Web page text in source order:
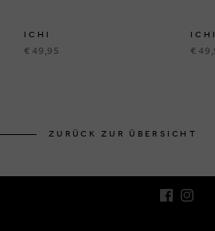
ICHI
€ 49,95
ICHI
€
ZURÜCK ZUR ÜBERSICHT